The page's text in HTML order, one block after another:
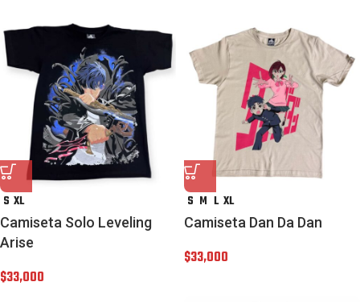
S XL
Camiseta Solo Leveling
Arise
$33,000
S M L XL
Camiseta Dan Da Dan
$33,000